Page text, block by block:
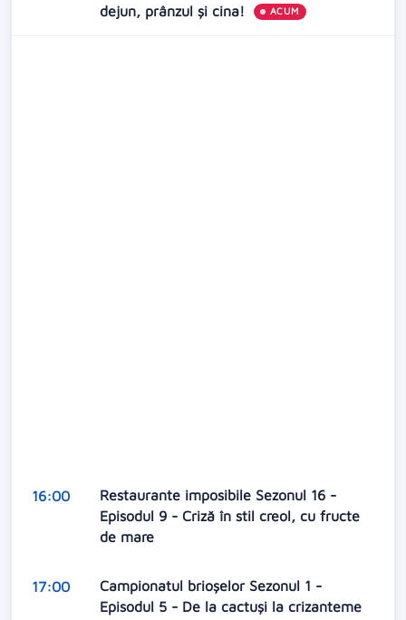
dejun, prânzul și cina!
ACUM
16:00
Restaurante imposibile Sezonul 16 -
Episodul 9 - Criză în stil creol, cu fructe
de mare
17:00
Campionatul brioșelor Sezonul 1 -
Episodul 5 - De la cactuși la crizanteme